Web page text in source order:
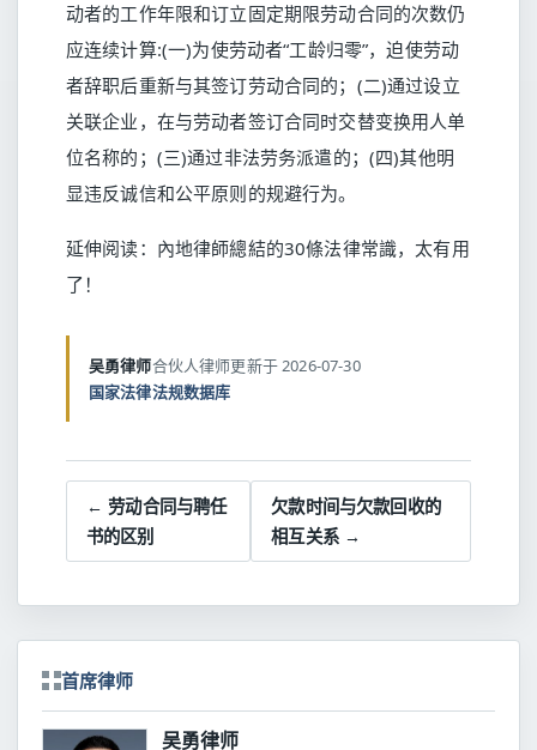
动者的工作年限和订立固定期限劳动合同的次数仍
应连续计算:(一)为使劳动者“工龄归零”，迫使劳动
者辞职后重新与其签订劳动合同的；(二)通过设立
关联企业，在与劳动者签订合同时交替变换用人单
位名称的；(三)通过非法劳务派遣的；(四)其他明
显违反诚信和公平原则的规避行为。
延伸阅读： 內地律師總結的30條法律常識，太有用
了！
吴勇律师合伙人律师更新于 2026-07-30
国家法律法规数据库
← 劳动合同与聘任
书的区别
欠款时间与欠款回收的
相互关系 →
首席律师
吴勇律师